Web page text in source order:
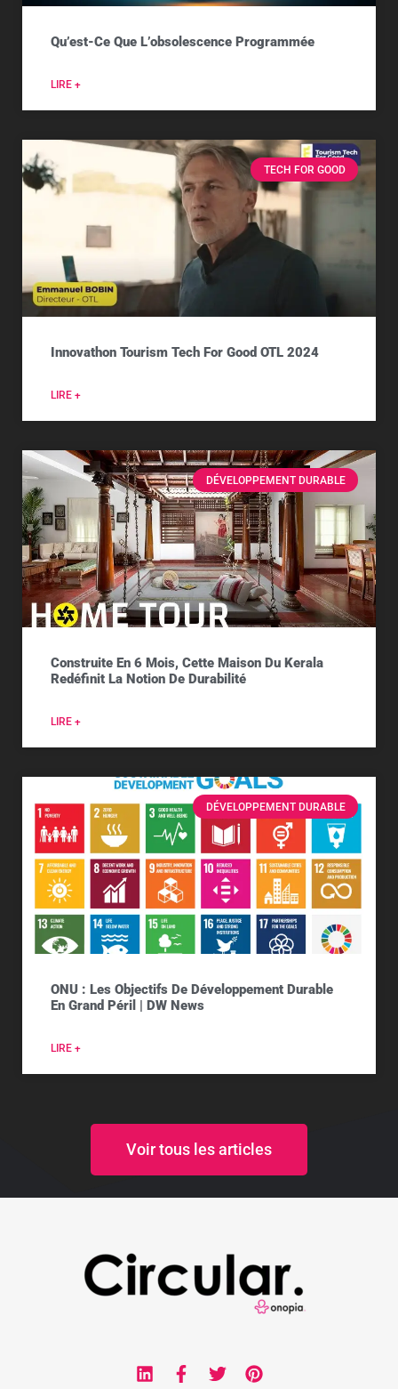
Qu’est-Ce Que L’obsolescence Programmée
LIRE +
TECH FOR GOOD
Innovathon Tourism Tech For Good OTL 2024
LIRE +
DÉVELOPPEMENT DURABLE
Construite En 6 Mois, Cette Maison Du Kerala
Redéfinit La Notion De Durabilité
LIRE +
DÉVELOPPEMENT DURABLE
ONU : Les Objectifs De Développement Durable
En Grand Péril | DW News
LIRE +
Voir tous les articles